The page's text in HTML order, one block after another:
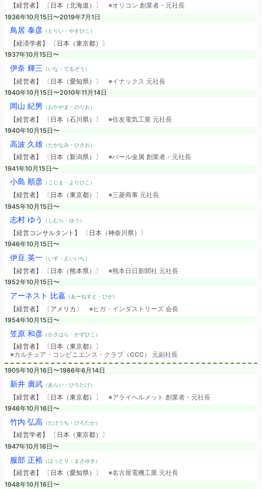
【経営者】 〔日本（北海道）〕 ※オリコン 創業者・元社長
1936年10月15日〜2019年7月1日
鳥居 泰彦（とりい・やすひこ）
【経済学者】 〔日本（東京都）〕
1937年10月15日〜
伊奈 輝三 （いな・てるぞう）
【経営者】 〔日本（愛知県）〕 ※イナックス 元社長
1940年10月15日〜2010年11月14日
岡山 紀男 （おかやま・のりお）
【経営者】 〔日本（石川県）〕 ※住友電気工業 元社長
1940年10月15日〜
高波 久雄（たかなみ・ひさお）
【経営者】 〔日本（新潟県）〕 ※パール金属 創業者・元社長
1941年10月15日〜
小島 順彦（こじま・よりひこ）
【経営者】 〔日本（東京都）〕 ※三菱商事 元社長
1945年10月15日〜
志村 ゆう （しむら・ゆう）
【経営コンサルタント】 〔日本（神奈川県）〕
1946年10月15日〜
伊豆 英一（いず・えいいち）
【経営者】 〔日本（熊本県）〕 ※熊本日日新聞社 元社長
1952年10月15日〜
アーネスト 比嘉（あーねすと・ひが）
【経営者】 〔アメリカ〕 ※ヒガ・インダストリーズ 会長
1954年10月15日〜
笠原 和彦（かさはら・かずひこ）
【経営者】 〔日本（東京都）〕
※カルチュア・コンビニエンス・クラブ（CCC） 元副社長
1905年10月16日〜1986年6月14日
新井 廣武（あらい・ひろたけ）
【経営者】 〔日本（東京都）〕 ※アライヘルメット 創業者・元社長
1946年10月16日〜
竹内 弘高 （たけうち・ひろたか）
【経営学者】 〔日本（東京都）〕
1947年10月16日〜
服部 正裕（はっとり・まさゆき）
【経営者】 〔日本（愛知県）〕 ※名古屋電機工業 元社長
1948年10月16日〜